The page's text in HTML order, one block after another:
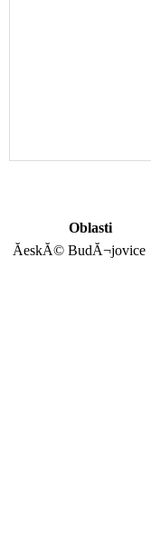
Oblasti
ĂeskĂ© BudĂ¬jovice